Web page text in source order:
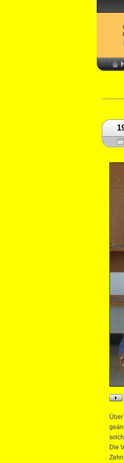
Die